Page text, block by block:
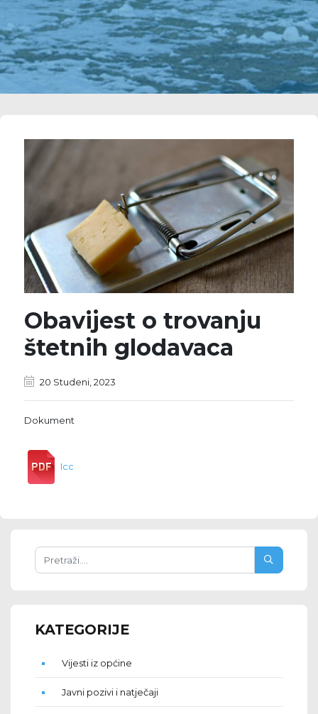
Obavijest o trovanju
štetnih glodavaca
20 Studeni, 2023
Dokument
Icc
KATEGORIJE
Vijesti iz općine
Javni pozivi i natječaji